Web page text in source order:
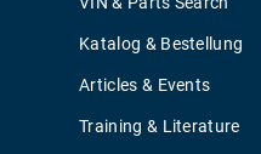
Katalog & Bestellung
Articles & Events
Training & Literature